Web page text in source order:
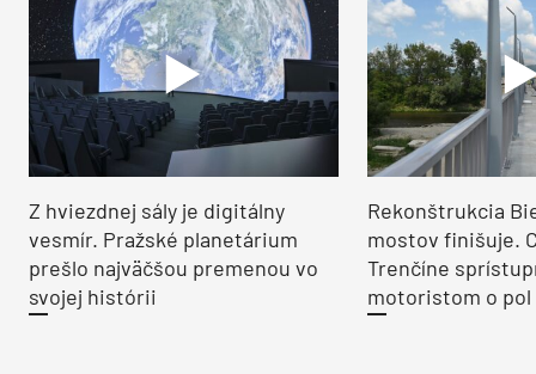
Z hviezdnej sály je digitálny
vesmír. Pražské planetárium
prešlo najväčšou premenou vo
svojej histórii
Rekonštrukcia
mostov finišuje.
Trenčíne
motoristom o pol